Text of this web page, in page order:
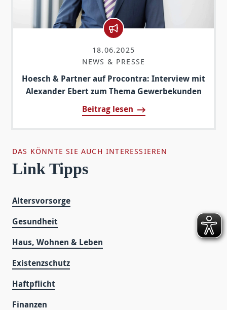
18.06.2025
NEWS & PRESSE
Hoesch & Partner auf Procontra: Interview mit
Alexander Ebert zum Thema Gewerbekunden
Beitrag lesen
DAS KÖNNTE SIE AUCH INTERESSIEREN
Link Tipps
Altersvorsorge
Gesundheit
Haus, Wohnen & Leben
Existenzschutz
Haftpflicht
Finanzen